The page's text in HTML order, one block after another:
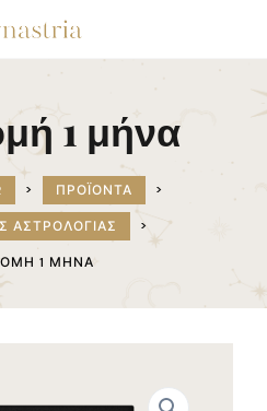
1 μήνα
> ΠΡΟΪΌΝΤΑ >
ΑΣΤΡΟΛΟΓΊΑΣ >
1 ΜΉΝΑ